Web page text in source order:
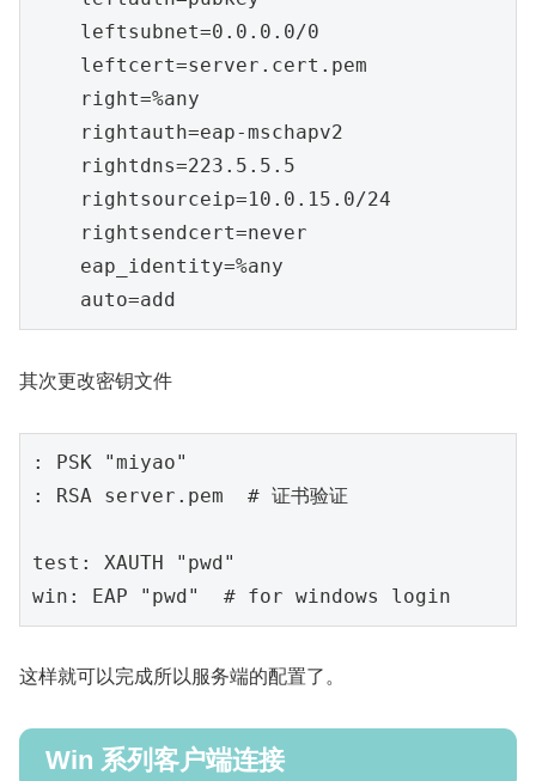
leftsubnet=0.0.0.0/0
leftcert=server.cert.pem
right=%any
rightauth=eap-mschapv2
rightdns=223.5.5.5
rightsourceip=10.0.15.0/24
rightsendcert=never
eap_identity=%any
auto=add
其次更改密钥文件
: PSK "miyao"
: RSA server.pem  # 证书验证
test: XAUTH "pwd"
win: EAP "pwd"  # for windows login
这样就可以完成所以服务端的配置了。
Win 系列客户端连接